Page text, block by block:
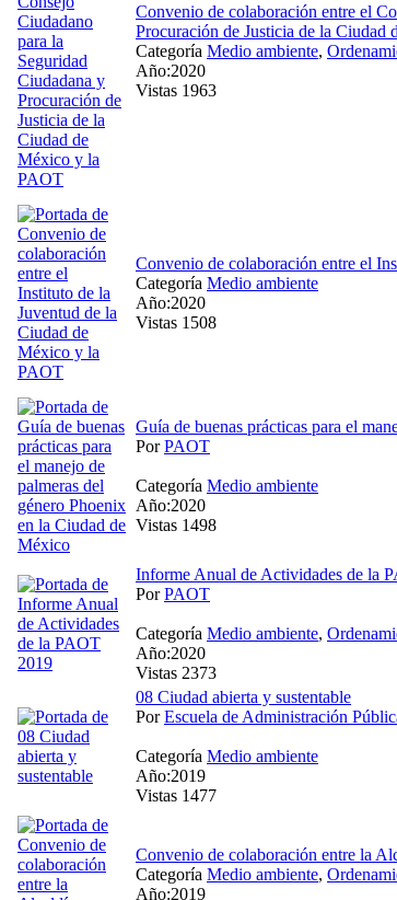
Convenio de colaboración entre el
Procuración de Justicia de la
Categoría Medio ambiente,
Año:2020
Vistas 1963
Convenio de colaboración entre el
Categoría Medio ambiente
Año:2020
Vistas 1508
Guía de buenas prácticas para el
PorPAOT
Categoría Medio ambiente
Año:2020
Vistas 1498
Informe Anual de Actividades de la
PorPAOT
Categoría Medio ambiente,
Año:2020
Vistas 2373
08 Ciudad abierta y sustentable
PorEscuela de Administración
Categoría Medio ambiente
Año:2019
Vistas 1477
Convenio de colaboración entre la
Categoría Medio ambiente,
Año:2019